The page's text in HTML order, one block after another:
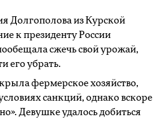
Долгополова из Курской
к президенту России
сжечь свой урожай,
его убрать.
фермерское хозяйство,
санкций, однако вскоре
Девушке удалось добиться